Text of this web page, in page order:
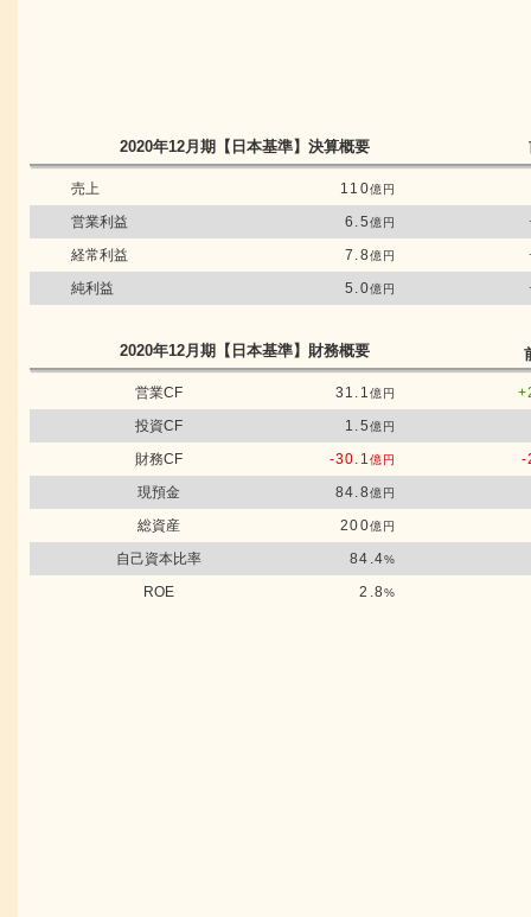
2020年12月期 【日本基準】決算概要
売上 110億円
営業利益 6.5億円
経常利益
7.8億円
純利益
5.0億円
2020年12月期 【日本基準】 財務概要
営業CF 31.1億円
投資CF
1.5億円
財務CF -30.1億円
-
現預金
84.8億円
総資産 200億円
自己資本比率 84.4%
ROE 2.8%